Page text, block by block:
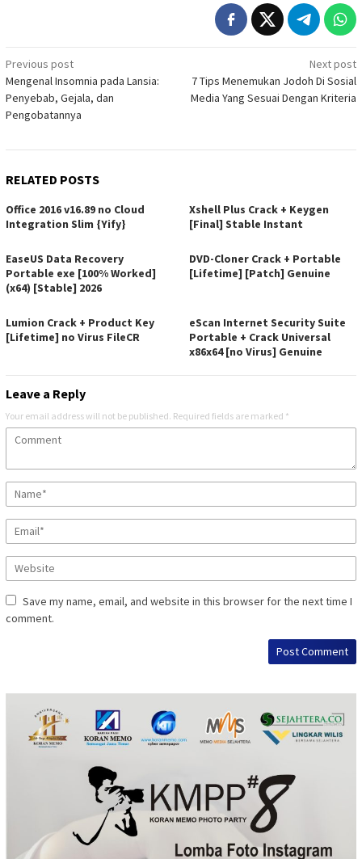
Post
navigation
Previous post
Mengenal Insomnia pada Lansia:
Penyebab, Gejala, dan
Pengobatannya
Next post
7 Tips Menemukan Jodoh Di Sosial
Media Yang Sesuai Dengan Kriteria
RELATED POSTS
Office 2016 v16.89 no Cloud
Integration Slim {Yify}
Xshell Plus Crack + Keygen
[Final] Stable Instant
EaseUS Data Recovery
Portable exe [100% Worked]
(x64) [Stable] 2026
DVD-Cloner Crack + Portable
[Lifetime] [Patch] Genuine
Lumion Crack + Product Key
[Lifetime] no Virus FileCR
eScan Internet Security Suite
Portable + Crack Universal
x86x64 [no Virus] Genuine
Leave a Reply
Your email address will not be published. Required fields are marked *
Save my name, email, and website in this browser for the next time I
comment.